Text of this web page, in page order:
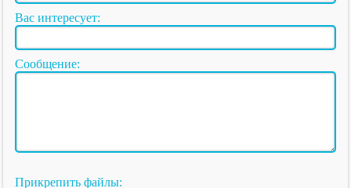
Вас интересует:
Сообщение:
Прикрепить файлы: